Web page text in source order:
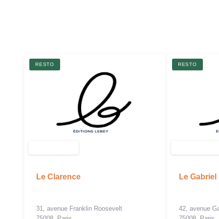
RESTO
Le Clarence
31, avenue Franklin Roosevelt
RESTO
Le Gabriel
42, avenue